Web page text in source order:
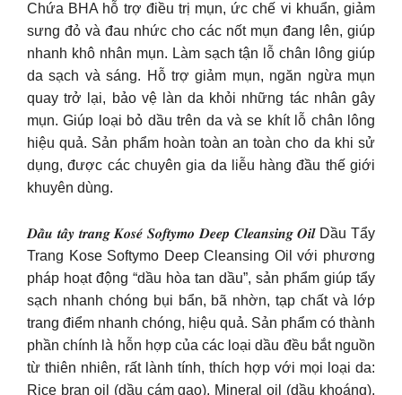
Chứa BHA hỗ trợ điều trị mụn, ức chế vi khuẩn, giảm
sưng đỏ và đau nhức cho các nốt mụn đang lên, giúp
nhanh khô nhân mụn. Làm sạch tận lỗ chân lông giúp
da sạch và sáng. Hỗ trợ giảm mụn, ngăn ngừa mụn
quay trở lại, bảo vệ làn da khỏi những tác nhân gây
mụn. Giúp loại bỏ dầu trên da và se khít lỗ chân lông
hiệu quả. Sản phẩm hoàn toàn an toàn cho da khi sử
dụng, được các chuyên gia da liễu hàng đầu thế giới
khuyên dùng.
𝑫𝒂̂̀𝒖 𝒕𝒂̂̉𝒚 𝒕𝒓𝒂𝒏𝒈 𝑲𝒐𝒔𝒆́ 𝑺𝒐𝒇𝒕𝒚𝒎𝒐 𝑫𝒆𝒆𝒑 𝑪𝒍𝒆𝒂𝒏𝒔𝒊𝒏𝒈 𝑶𝒊𝒍 Dầu Tẩy
Trang Kose Softymo Deep Cleansing Oil với phương
pháp hoạt động “dầu hòa tan dầu”, sản phẩm giúp tẩy
sạch nhanh chóng bụi bẩn, bã nhờn, tạp chất và lớp
trang điểm nhanh chóng, hiệu quả. Sản phẩm có thành
phần chính là hỗn hợp của các loại dầu đều bắt nguồn
từ thiên nhiên, rất lành tính, thích hợp với mọi loại da:
Rice bran oil (dầu cám gạo), Mineral oil (dầu khoáng),